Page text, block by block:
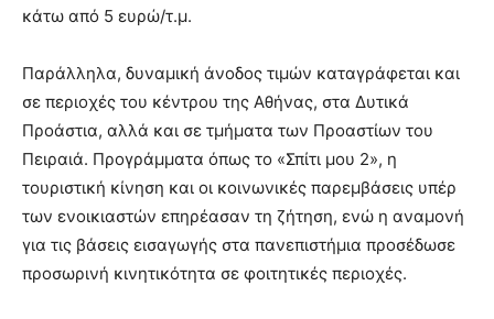
κάτω από 5 ευρώ/τ.μ.
Παράλληλα, δυναμική άνοδος τιμών καταγράφεται και
σε περιοχές του κέντρου της Αθήνας, στα Δυτικά
Προάστια, αλλά και σε τμήματα των Προαστίων του
Πειραιά. Προγράμματα όπως το «Σπίτι μου 2», η
τουριστική κίνηση και οι κοινωνικές παρεμβάσεις υπέρ
των ενοικιαστών επηρέασαν τη ζήτηση, ενώ η αναμονή
για τις βάσεις εισαγωγής στα πανεπιστήμια προσέδωσε
προσωρινή κινητικότητα σε φοιτητικές περιοχές.